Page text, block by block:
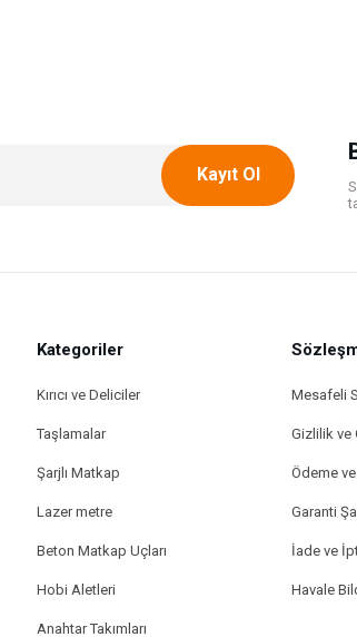
Gönder
Kayıt Ol
Kategoriler
Kırıcı ve Deliciler
Taşlamalar
Şarjlı Matkap
Lazer metre
Beton Matkap Uçları
Hobi Aletleri
Anahtar Takımları
Mesafeli
Gizlilik ve
Ödeme
Garanti
İade ve
Havale